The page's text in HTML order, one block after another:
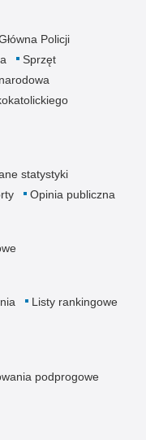
Policji
Sprzęt
statystyki
Opinia publiczna
Listy rankingowe
podprogowe